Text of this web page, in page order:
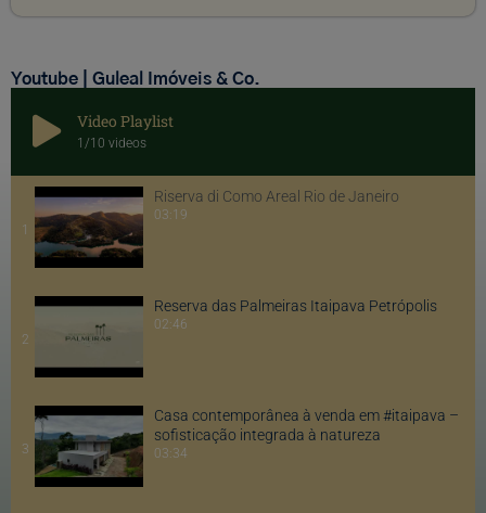
Youtube | Guleal Imóveis & Co.
Video Playlist
1 /10 videos
1
Riserva di Como Areal Rio de Janeiro
03:19
2
Reserva das Palmeiras Itaipava Petrópolis
02:46
3
Casa contemporânea à venda em #itaipava –
sofisticação integrada à natureza
03:34